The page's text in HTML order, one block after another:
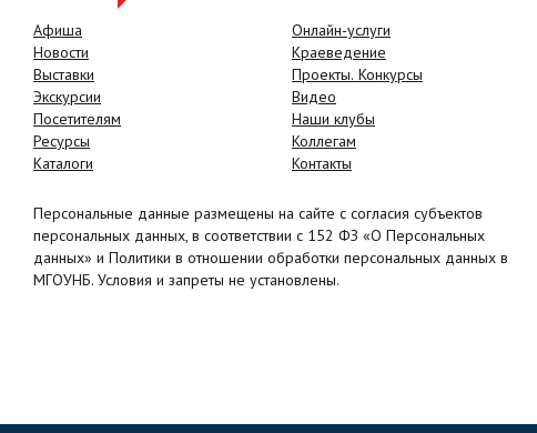
Афиша
Новости
Выставки
Экскурсии
Посетителям
Ресурсы
Каталоги
Онлайн-услуги
Краеведение
Проекты. Конкурсы
Видео
Наши клубы
Коллегам
Контакты
Персональные данные размещены на сайте с согласия субъектов
персональных данных, в соответствии с 152 ФЗ «О Персональных
данных» и Политики в отношении обработки персональных данных в
МГОУНБ. Условия и запреты не установлены.